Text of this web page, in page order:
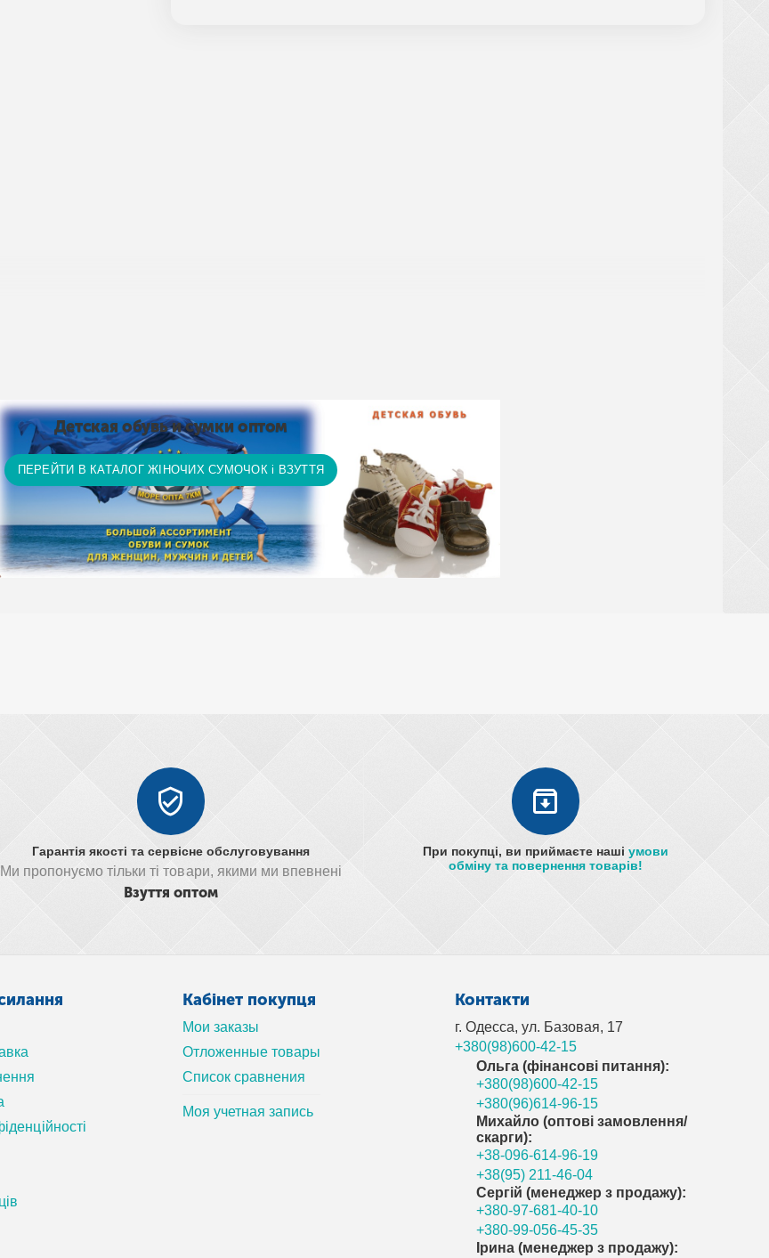
доставки і оплати:Умови доставки та оплати
тис. грн. і оплаті на карту доставка безкоштовно! При замовленні взуття від 20 ящиків (крім
доставка безкоштовно! Доставка НЕ ​​ОПЛАЧУЄТЬСЯ за великогабаритний товар (валізи,
тощо)
Детская обувь и сумки оптом
ПЕРЕЙТИ В КАТАЛОГ ЖІНОЧИХ СУМОЧОК і ВЗУТТЯ
Гарантія якості та сервісне обслуговування
Ми пропонуємо тільки ті товари, якими ми впевнені
Взуття оптом
При покупці, ви приймаєте нашіумови
обміну та повернення товарів!
Кабінет покупця
Мои заказы
Отложенные товары
Список сравнения
Моя учетная запись
Контакти
г. Одесса, ул. Базовая, 17
+380(98)600-42-15
Ольга (фінансові питання):
+380(98)600-42-15
+380(96)614-96-15
Михайло (оптові замовлення/
скарги):
+38-096-614-96-19
+38(95) 211-46-04
Сергій (менеджер з продажу):
+380-97-681-40-10
+380-99-056-45-35
Ірина (менеджер з продажу):